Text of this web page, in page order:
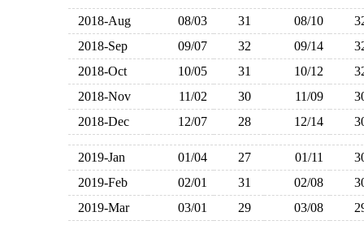
2018-Aug
08/03 31 08/10
2018-Sep
09/07 32 09/14
2018-Oct
10/05 31 10/12
2018-Nov
11/02 30 11/09
2018-Dec
12/07 28 12/14
2019-Jan 01/04 27 01/11
2019-Feb
02/01 31 02/08
2019-Mar
03/01 29 03/08